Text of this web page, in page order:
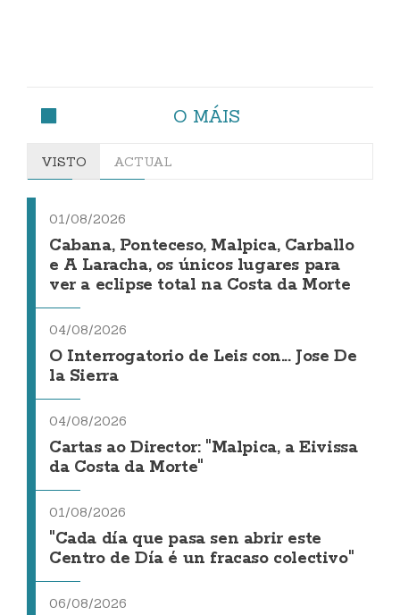
O MÁIS
VISTO ACTUAL
01/08/2026
Cabana, Ponteceso, Malpica, Carballo
e A Laracha, os únicos lugares para
ver a eclipse total na Costa da Morte
04/08/2026
O Interrogatorio de Leis con... Jose De
la Sierra
04/08/2026
Cartas ao Director: "Malpica, a Eivissa
da Costa da Morte"
01/08/2026
"Cada día que pasa sen abrir este
Centro de Día é un fracaso colectivo"
06/08/2026